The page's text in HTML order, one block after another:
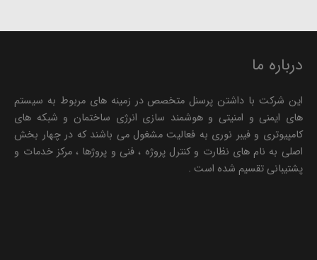
درباره ما
این شرکت با داشتن پرسنل متخصص در زمینه های مربوط به سیستم
های ایمنی و امنیتی و هوشمند سازی انرژی ساختمان و شبکه های
کامپیوتری و فیبر نوری به فعالیت مشغول می باشند که در چهار بخش
اصلی به نام های نظارت و کنترل پروژه ، فنی و پروژها ، مرکز خدمات و
پشتیبانی تقسیم شده است .